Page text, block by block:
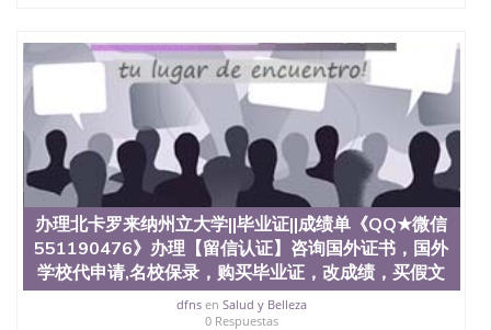
办理北卡罗来纳州立大学||毕业证||成绩单《QQ★微信
551190476》办理【留信认证】咨询国外证书，国外
学校代申请,名校保录，购买毕业证，改成绩，买假文
dfnsen Salud y Belleza
0 Respuestas